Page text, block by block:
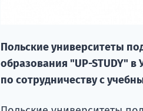
Польские университеты
образования "UP-STUDY"
по сотрудничеству с